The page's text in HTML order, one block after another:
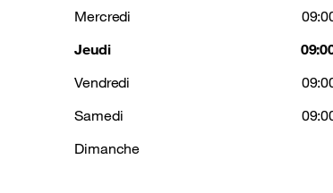
Mercredi
Jeudi
Vendredi
Samedi
Dimanche